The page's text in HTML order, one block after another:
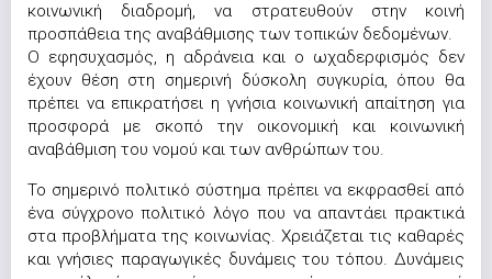
κοινωνική διαδρομή, να στρατευθούν στην κοινή
προσπάθεια της αναβάθμισης των τοπικών δεδομένων.
Ο εφησυχασμός, η αδράνεια και ο ωχαδερφισμός δεν
έχουν θέση στη σημερινή δύσκολη συγκυρία, όπου θα
πρέπει να επικρατήσει η γνήσια κοινωνική απαίτηση για
προσφορά με σκοπό την οικονομική και κοινωνική
αναβάθμιση του νομού και των ανθρώπων του.
Το σημερινό πολιτικό σύστημα πρέπει να εκφρασθεί από
ένα σύγχρονο πολιτικό λόγο που να απαντάει πρακτικά
στα προβλήματα της κοινωνίας. Χρειάζεται τις καθαρές
και γνήσιες παραγωγικές δυνάμεις του τόπου. Δυνάμεις